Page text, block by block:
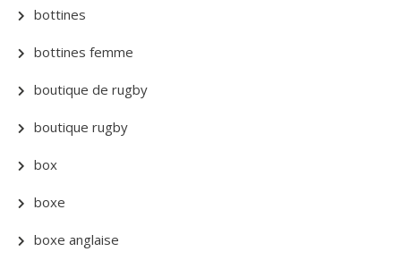
bottines
bottines femme
boutique de rugby
boutique rugby
box
boxe
boxe anglaise